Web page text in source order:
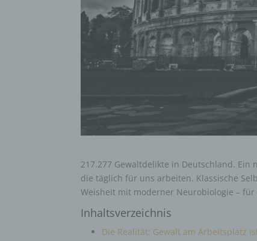
217.277 Gewaltdelikte in Deutschland.
die täglich für uns arbeiten. Klassische
Weisheit mit moderner Neurobiologie –
Inhaltsverzeichnis
Die Realität: Gewalt am Arbeitsplatz